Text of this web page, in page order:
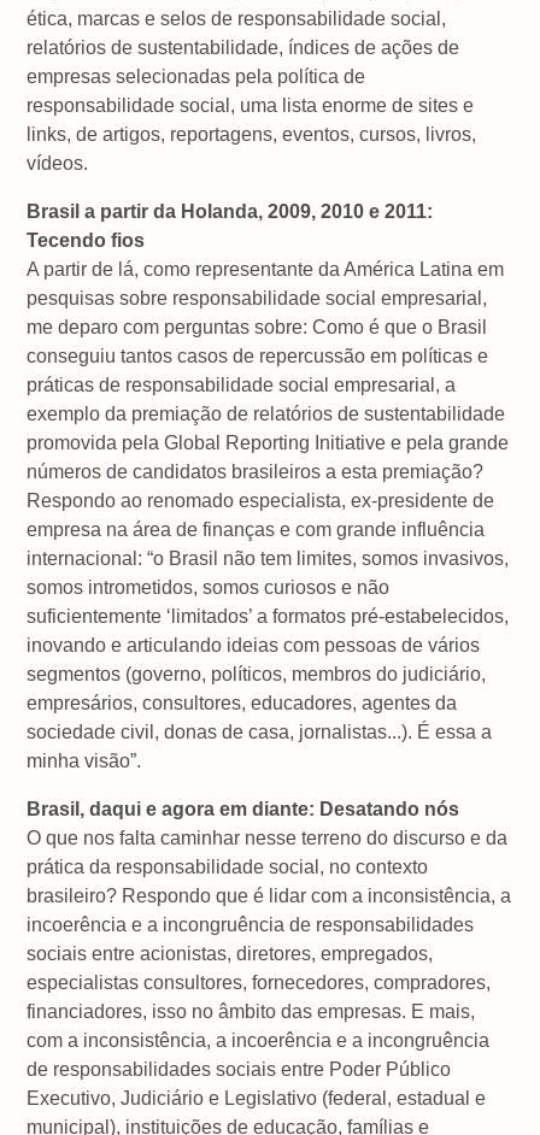
ética, marcas e selos de responsabilidade social,
relatórios de sustentabilidade, índices de ações de
empresas selecionadas pela política de
responsabilidade social, uma lista enorme de sites e
links, de artigos, reportagens, eventos, cursos, livros,
vídeos.
Brasil a partir da Holanda, 2009, 2010 e 2011:
Tecendo fios
A partir de lá, como representante da América Latina em
pesquisas sobre responsabilidade social empresarial,
me deparo com perguntas sobre: Como é que o Brasil
conseguiu tantos casos de repercussão em políticas e
práticas de responsabilidade social empresarial, a
exemplo da premiação de relatórios de sustentabilidade
promovida pela Global Reporting Initiative e pela grande
números de candidatos brasileiros a esta premiação?
Respondo ao renomado especialista, ex-presidente de
empresa na área de finanças e com grande influência
internacional: “o Brasil não tem limites, somos invasivos,
somos intrometidos, somos curiosos e não
suficientemente ‘limitados’ a formatos pré-estabelecidos,
inovando e articulando ideias com pessoas de vários
segmentos (governo, políticos, membros do judiciário,
empresários, consultores, educadores, agentes da
sociedade civil, donas de casa, jornalistas...). É essa a
minha visão”.
Brasil, daqui e agora em diante: Desatando nós
O que nos falta caminhar nesse terreno do discurso e da
prática da responsabilidade social, no contexto
brasileiro? Respondo que é lidar com a inconsistência, a
incoerência e a incongruência de responsabilidades
sociais entre acionistas, diretores, empregados,
especialistas consultores, fornecedores, compradores,
financiadores, isso no âmbito das empresas. E mais,
com a inconsistência, a incoerência e a incongruência
de responsabilidades sociais entre Poder Público
Executivo, Judiciário e Legislativo (federal, estadual e
municipal), instituições de educação, famílias e